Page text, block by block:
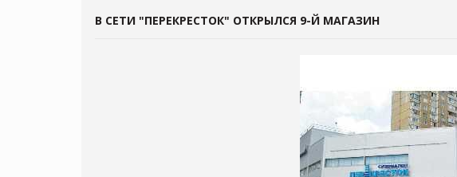
В СЕТИ "ПЕРЕКРЕСТОК" ОТКРЫЛСЯ 9-Й МАГАЗИН